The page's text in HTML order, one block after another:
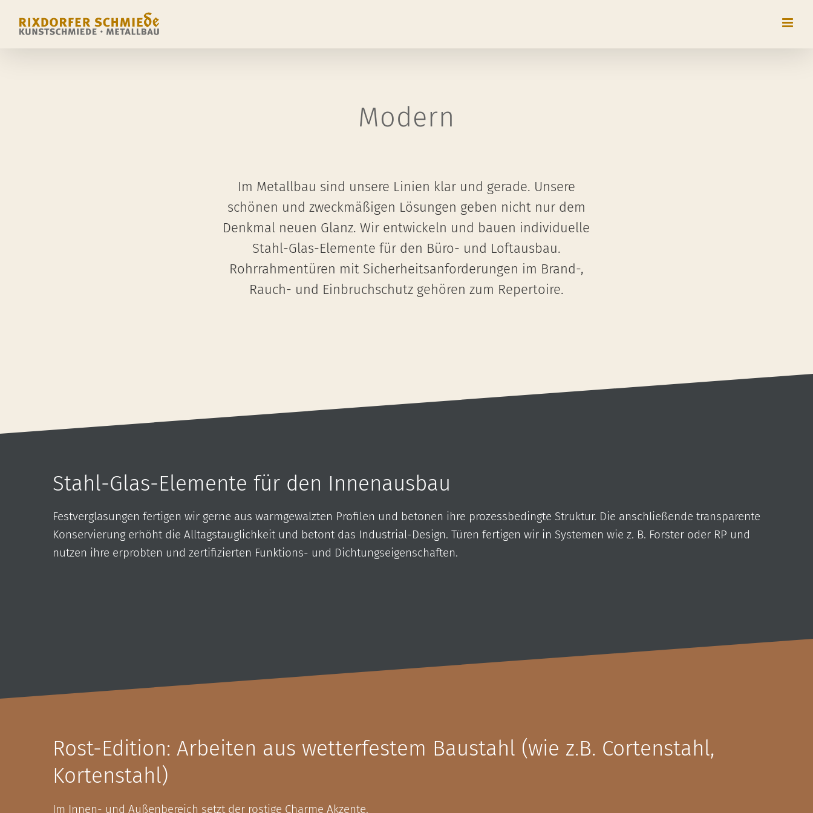
Inhalt
Modern
Im Metallbau sind unsere Linien klar und gerade. Unsere
schönen und zweckmäßigen Lösungen geben nicht nur dem
Denkmal neuen Glanz. Wir entwickeln und bauen individuelle
Stahl-Glas-Elemente für den Büro- und Loftausbau.
Rohrrahmentüren mit Sicherheitsanforderungen im Brand-,
Rauch- und Einbruchschutz gehören zum Repertoire.
Stahl-Glas-Elemente für den Innenausbau
Festverglasungen fertigen wir gerne aus warmgewalzten Profilen und betonen ihre prozessbedingte Struktur. Die anschließende transparente
Konservierung erhöht die Alltagstauglichkeit und betont das Industrial-Design. Türen fertigen wir in Systemen wie z. B. Forster oder RP und
nutzen ihre erprobten und zertifizierten Funktions- und Dichtungseigenschaften.
Rost-Edition: Arbeiten aus wetterfestem Baustahl (wie z.B. Cortenstahl,
Kortenstahl)
Im Innen- und Außenbereich setzt der rostige Charme Akzente.